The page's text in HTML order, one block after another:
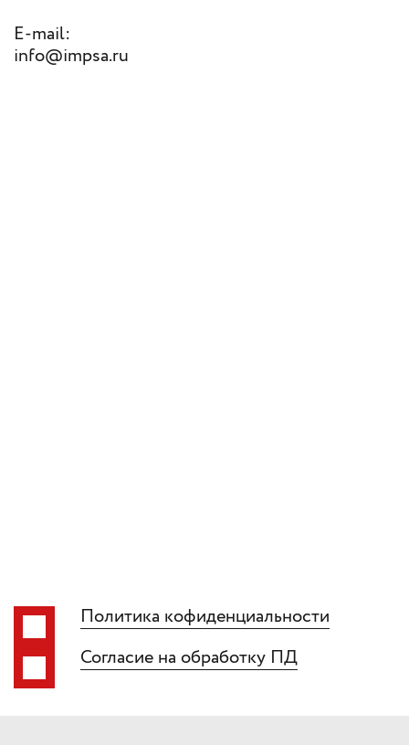
E-mail:
info@impsa.ru
Политика кофиденциальности
Согласие на обработку ПД